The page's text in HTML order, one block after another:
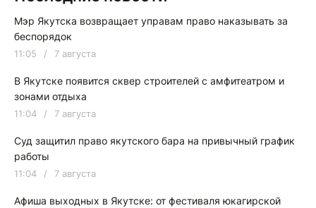
Мэр Якутска возвращает управам право наказывать за
беспорядок
11:05 / 7 августа
В Якутске появится сквер строителей с амфитеатром и
зонами отдыха
11:04 / 7 августа
Суд защитил право якутского бара на привычный график
работы
11:04 / 7 августа
Афиша выходных в Якутске: от фестиваля юкагирской